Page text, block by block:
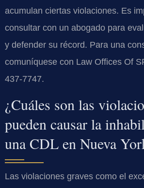
acumulan ciertas violaciones. Es
consultar con un abogado para
y defender su récord. Para una
comuníquese con Law Offices Of
437-7747.
¿Cuáles son las
pueden causar la
una CDL en Nueva
Las violaciones graves como el